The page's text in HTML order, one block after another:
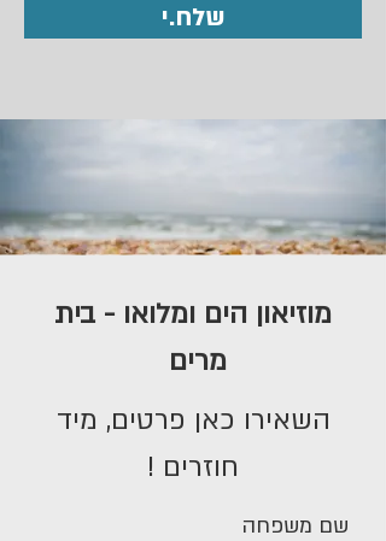
שלח.י
מוזיאון הים ומלואו - בית
מרים
השאירו כאן פרטים, מיד
חוזרים !
שם משפחה